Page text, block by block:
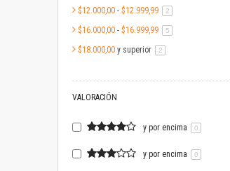
$12.000,00 - $12.999,99 2artículo
$16.000,00 - $16.999,99 5artículo
$18.000,00 y superior 2artículo
VALORACIÓN
y por encima 0
y por encima 0